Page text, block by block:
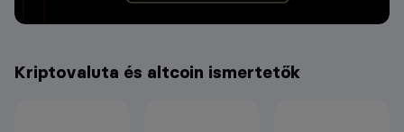
Kriptovaluta és altcoin ismertetők